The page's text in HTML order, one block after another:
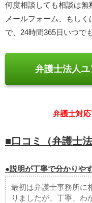
何度相談しても相談は無
メールフォーム、もし
で、24時間365日いつで
弁護士法人
弁護士対
■口コミ（弁護士
●説明が丁寧で分かりや
最初は弁護士事務所に
りましたが、丁寧、わ